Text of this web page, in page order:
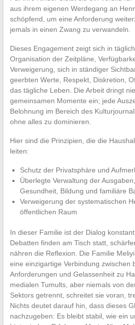
aus ihrem eigenen Werdegang an
schöpfend, um eine Anforderung
jemals in einen Zwang zu verwandeln.
Dieses Engagement zeigt sich in
Organisation der Zeitpläne,
Verweigerung, sich in ständiger
geerbten Werte, Respekt, Diskretion,
das tägliche Leben. Die Arbeit dringt
gemeinsamen Momente ein; jede
Belohnung im Bereich des
ohne alles zu dominieren.
Hier sind die Prinzipien, die die
leiten:
Schutz der Privatsphäre und
Überlegte Verwaltung der
Gesundheit, Bildung und familiäre
Verweigerung der systematischen
öffentlichen Raum
In dieser Familie ist der Dialog
Debatten finden am Tisch statt,
nähren die Reflexion. Die Familie
eine einzigartige Verbindung zwischen
Anforderungen und Gelassenheit zu
medialen Tumults, aber niemals von
Sektors getrennt, schreitet sie voran,
Nichts deutet darauf hin, dass dieses
nachzugeben: Es bleibt stabil, wie ein